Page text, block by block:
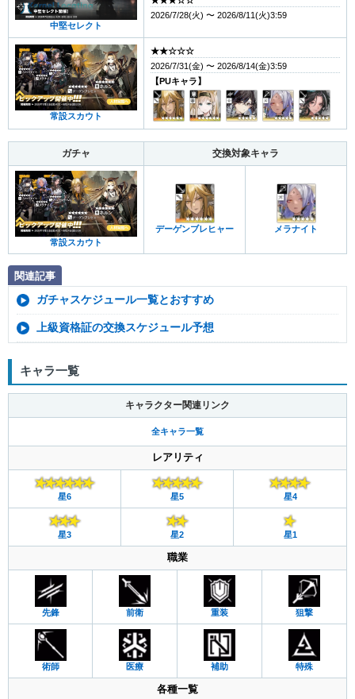
中堅セレクト
2026/7/28(火) 〜 2026/8/11(火)3:59
常設スカウト
★★☆☆☆
2026/7/31(金) 〜 2026/8/14(金)3:59
【PUキャラ】
ガチャ 交換対象キャラ
常設スカウト
デーゲンブレヒャー メラナイト
関連記事
ガチャスケジュール一覧とおすすめ
上級資格証の交換スケジュール予想
キャラ一覧
キャラクター関連リンク
全キャラ一覧
レアリティ
星6 星5 星4
星3 星2 星1
職業
先鋒 前衛 重装 狙撃
術師 医療 補助 特殊
各種一覧